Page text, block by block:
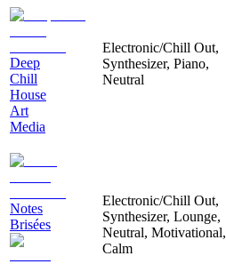
Deep
Chill
House
Art
Media
Electronic/Chill Out,
Synthesizer, Piano,
Neutral
Notes
Brisées
Electronic/Chill Out,
Synthesizer, Lounge,
Neutral, Motivational,
Calm